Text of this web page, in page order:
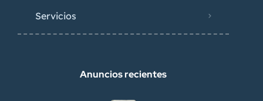
Servicios
Anuncios recientes